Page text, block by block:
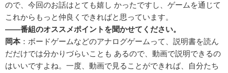
ので、今回のお話はとても嬉し かったですし、ゲームを通じて
これからもっと仲良くできればと思っています。
――番組のオススメポイントを聞かせてください。
岡本：ボードゲームなどのアナログゲームって、説明書を読ん
だだけでは分かりづらいことも あるので、動画で説明できるの
はいいですよね。一度、動画で見ることができれば、自分たち